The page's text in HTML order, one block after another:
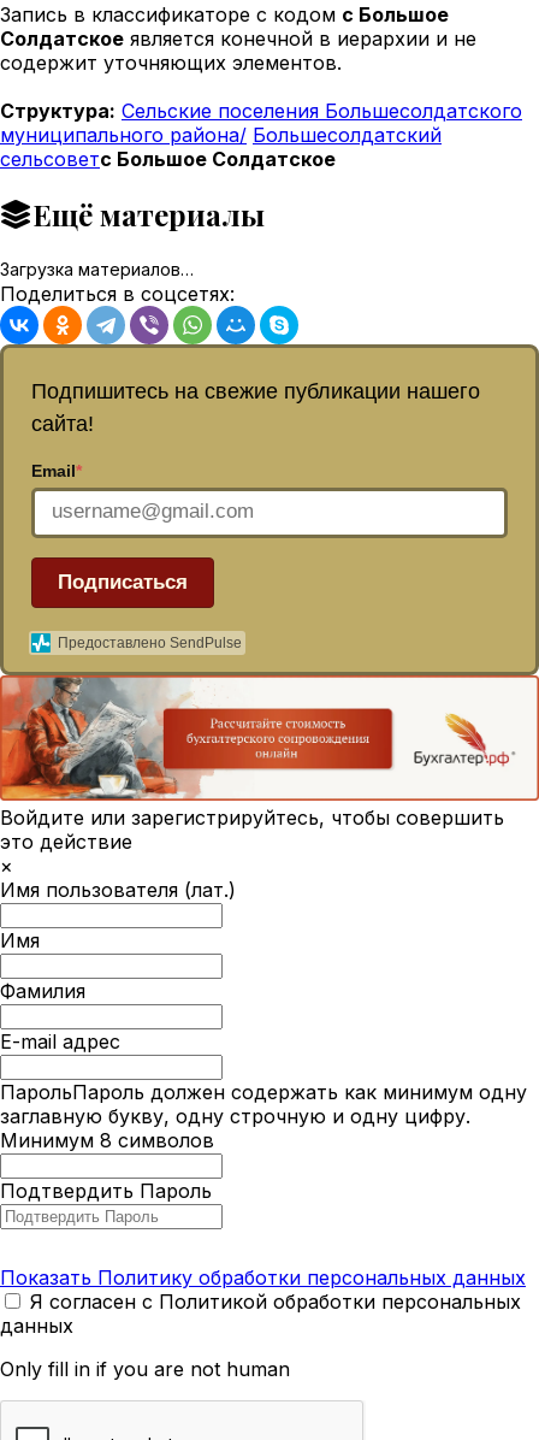
Запись в классификаторе с кодом с Большое
Солдатское является конечной в иерархии и не
содержит уточняющих элементов.
Структура: Сельские поселения Большесолдатского
муниципального района/ Большесолдатский
сельсоветс Большое Солдатское
Ещё материалы
Загрузка материалов…
Поделиться в соцсетях:
Подпишитесь на свежие публикации нашего
сайта!
Email*
Подписаться
Предоставлено SendPulse
Войдите или зарегистрируйтесь, чтобы совершить
это действие
×
Имя пользователя (лат.)
Имя
Фамилия
E-mail адрес
ПарольПароль должен содержать как минимум одну
заглавную букву, одну строчную и одну цифру.
Минимум 8 символов
Подтвердить Пароль
Показать Политику обработки персональных данных
Я согласен с Политикой обработки персональных
данных
Only fill in if you are not human